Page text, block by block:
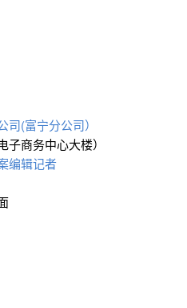
(富宁分公司）
商务中心大楼）
编辑记者